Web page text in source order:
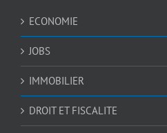
ECONOMIE
JOBS
IMMOBILIER
DROIT ET FISCALITE